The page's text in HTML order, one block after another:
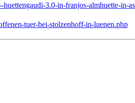
huettengaudi-3.0-in-franjos-almhuette-in-
tuer-bei-stolzenhoff-in-luenen.php